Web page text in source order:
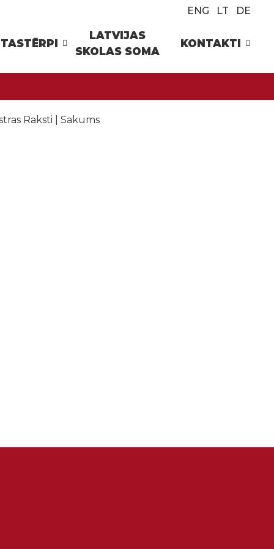
ENG LT DE
LATVIJAS
SKOLAS SOMA
KONTAKTI